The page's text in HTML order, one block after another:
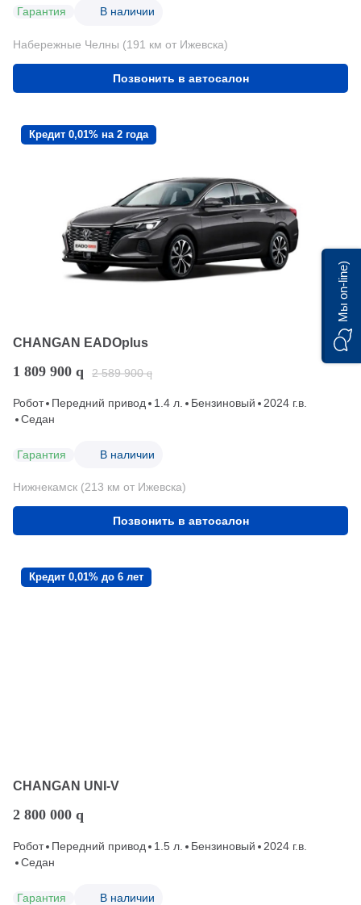
Гарантия В наличии
Набережные Челны (191 км от Ижевска)
Позвонить в автосалон
Кредит 0,01% на 2 года
CHANGAN EADOplus
1 809 900 q 2 589 900 q
Робот Передний привод 1.4 л. Бензиновый
2024 г.в.
Седан
Гарантия В наличии
Нижнекамск (213 км от Ижевска)
Позвонить в автосалон
Кредит 0,01% до 6 лет
CHANGAN UNI-V
2 800 000 q
Робот Передний привод 1.5 л. Бензиновый
2024 г.в.
Седан
Гарантия В наличии
Мы on-line)